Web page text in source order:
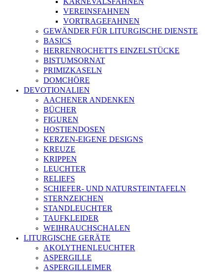
VEREINSFAHNEN
VORTRAGEFAHNEN
GEWÄNDER FÜR LITURGISCHE DIENSTE
BASICS
HERRENROCHETTS EINZELSTÜCKE
BISTUMSORNAT
PRIMIZKASELN
DOMCHÖRE
DEVOTIONALIEN
AACHENER ANDENKEN
BÜCHER
FIGUREN
HOSTIENDOSEN
KERZEN-EIGENE DESIGNS
KREUZE
KRIPPEN
LEUCHTER
RELIEFS
SCHIEFER- UND NATURSTEINTAFELN
STERNZEICHEN
STANDLEUCHTER
TAUFKLEIDER
WEIHRAUCHSCHALEN
LITURGISCHE GERÄTE
AKOLYTHENLEUCHTER
ASPERGILLE
ASPERGILLEIMER